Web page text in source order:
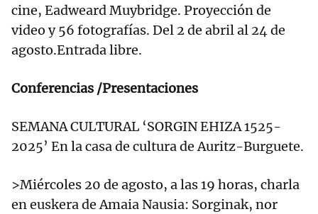
cine, Eadweard Muybridge. Proyección de
video y 56 fotografías. Del 2 de abril al 24 de
agosto.Entrada libre.
Conferencias /Presentaciones
SEMANA CULTURAL ‘SORGIN EHIZA 1525-
2025’ En la casa de cultura de Auritz-Burguete.
>Miércoles 20 de agosto, a las 19 horas, charla
en euskera de Amaia Nausia: Sorginak, nor